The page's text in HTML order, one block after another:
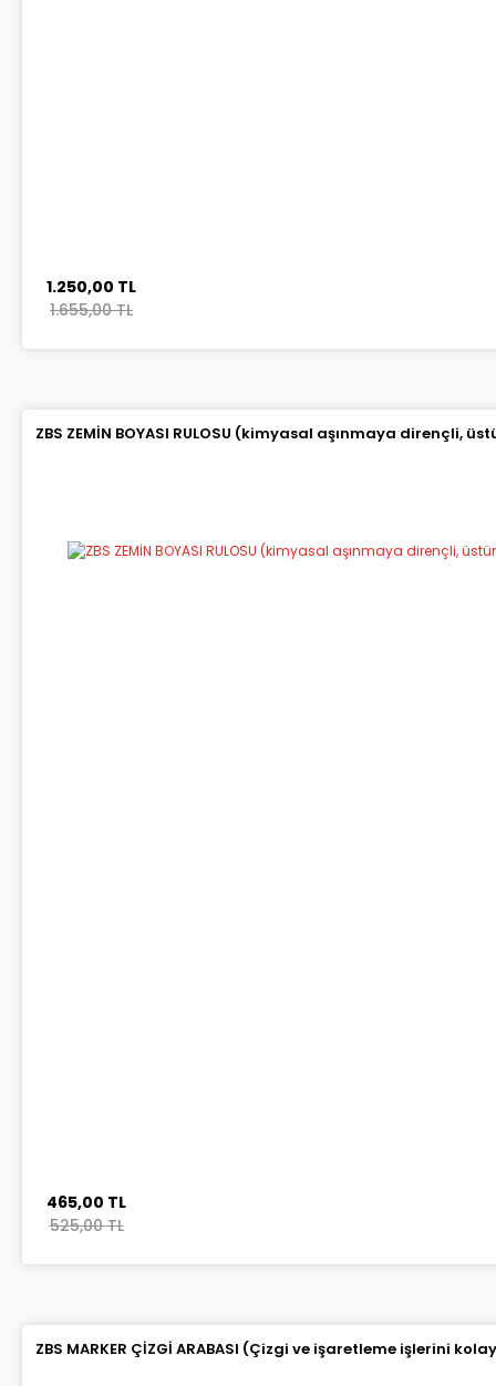
1.250,00 TL
1.655,00 TL
ZBS ZEMİN BOYASI RULOSU (kimyasal aşınmaya dirençli,
465,00 TL
525,00 TL
ZBS MARKER ÇİZGİ ARABASI (Çizgi ve işaretleme işlerini